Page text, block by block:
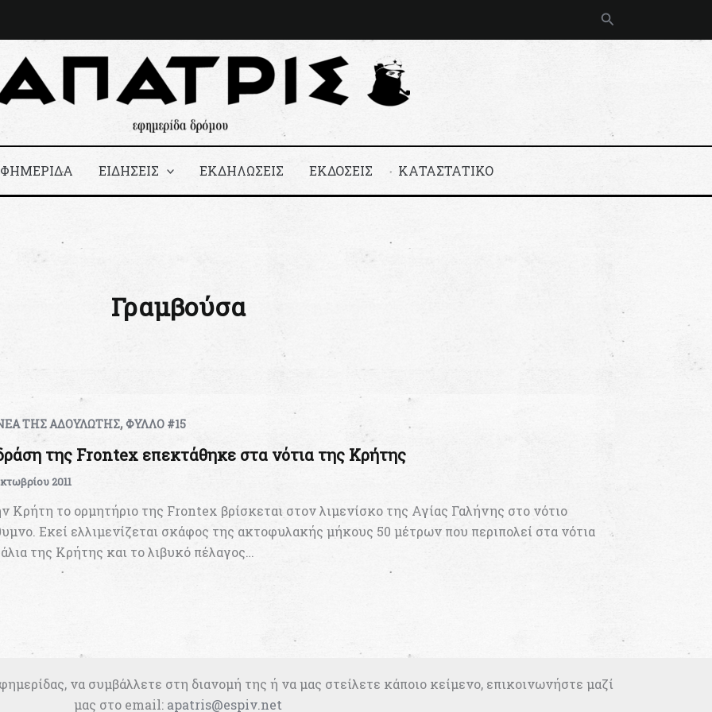
Αναζήτηση
ΕΙΔΗΣΕΙΣ ΕΚΔΗΛΩΣΕΙΣ ΕΚΔΟΣΕΙΣ ΚΑΤΑΣΤΑΤΙΚΟ
Γραμβούσα
ΤΗΣ ΑΔΟΥΛΩΤΗΣ,ΦΥΛΛΟ #15
της Frontex επεκτάθηκε στα νότια της Κρήτης
2011
Κρήτη το ορμητήριο της Frontex βρίσκεται στον λιμενίσκο της Αγίας Γαλήνης στο νότιο
Εκεί ελλιμενίζεται σκάφος της ακτοφυλακής μήκους 50 μέτρων που περιπολεί στα νότια
της Κρήτης και το λιβυκό πέλαγος…
να συμβάλλετε στη διανομή της ή να μας στείλετε κάποιο κείμενο, επικοινωνήστε μαζί
μας στο email: apatris@espiv.net